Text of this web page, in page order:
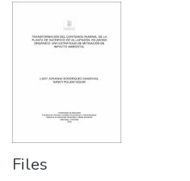
Files